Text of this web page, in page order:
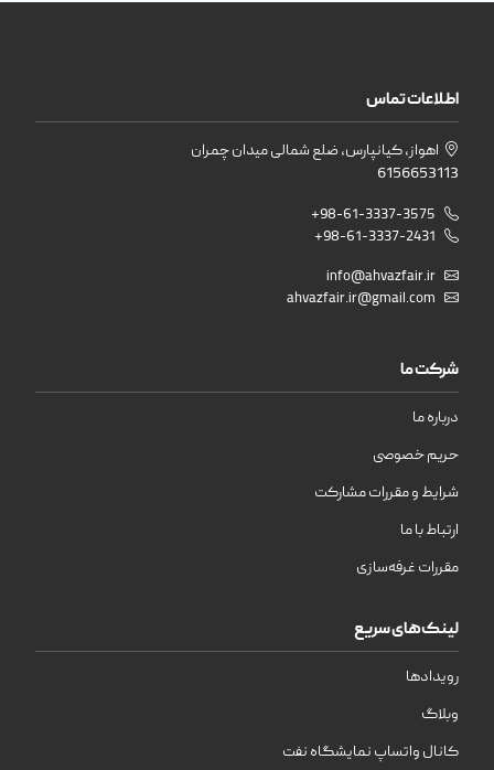
اطلاعات تماس
اهواز، کیانپارس، ضلع شمالی میدان چمران
6156653113
+98-61-3337-3575
+98-61-3337-2431
info@ahvazfair.ir
ahvazfair.ir@gmail.com
شرکت ما
درباره ما
حریم خصوصی
شرایط و مقررات مشارکت
ارتباط با ما
مقررات غرفه‌سازی
لینک‌های سریع
رویدادها
وبلاگ
کانال واتساپ نمایشگاه نفت